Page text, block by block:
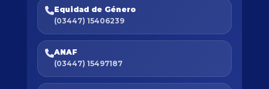
Equidad de Género
(03447) 15406239
ANAF
(03447) 15497187